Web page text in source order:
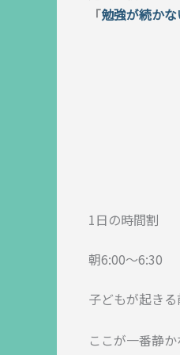
「勉強が続か
1日の時間割
朝6:00〜6:30
子どもが起きる
ここが一番静か